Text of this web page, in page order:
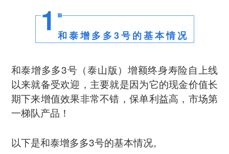
1 和泰增多多3号的基本情况
和泰增多多3号（泰山版）增额终身寿险自上线
以来就备受欢迎，主要就是因为它的现金价值长
期下来增值效果非常不错，保单利益高，市场第
一梯队产品！
以下是和泰增多多3号的基本情况。